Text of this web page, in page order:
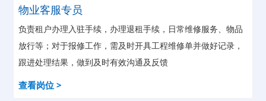
物业客服专员
负责租户办理入驻手续，办理退租手续，日常维修服务、物品
放行等；对于报修工作，需及时开具工程维修单并做好记录，
跟进处理结果，做到及时有效沟通及反馈
查看岗位 >